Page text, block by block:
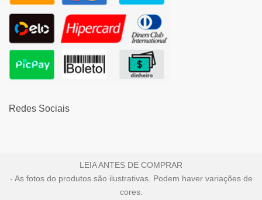
Redes Sociais
LEIA ANTES DE COMPRAR
- As fotos do produtos são ilustrativas. Podem haver variações de
cores.